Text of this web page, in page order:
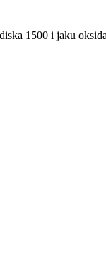
1500 i jaku